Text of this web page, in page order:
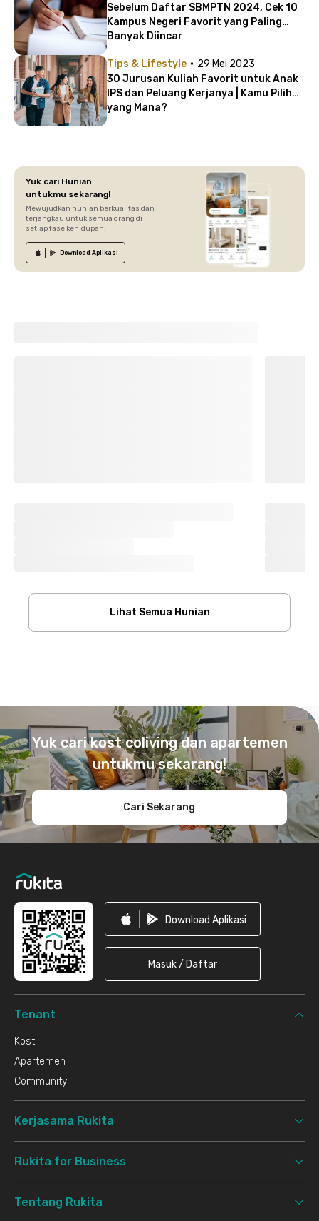
Sebelum Daftar SBMPTN 2024, Cek 10
Kampus Negeri Favorit yang Paling
Banyak Diincar
Tips & Lifestyle · 29 Mei 2023
30 Jurusan Kuliah Favorit untuk Anak
IPS dan Peluang Kerjanya | Kamu Pilih
yang Mana?
Yuk cari Hunian
untukmu sekarang!
Mewujudkan hunian berkualitas dan
terjangkau untuk semua orang di
setiap fase kehidupan.
Download Aplikasi
Lihat Semua Hunian
Yuk cari kost coliving dan apartemen
untukmu sekarang!
Cari Sekarang
Download Aplikasi
Masuk / Daftar
Tenant
Kost
Apartemen
Community
Kerjasama Rukita
Rukita for Business
Tentang Rukita